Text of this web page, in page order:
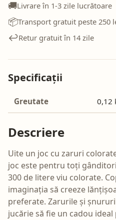
🚚Livrare în 1-3 zile lucrătoare
📦Transport gratuit peste 250
↩️Retur gratuit în 14 zile
Specificații
Greutate 0,12
Descriere
Uite un joc cu zaruri
joc este pentru toți
300 de litere viu colorate.
imaginația să creeze
preferate. Zarurile și
jucărie să fie un cadou